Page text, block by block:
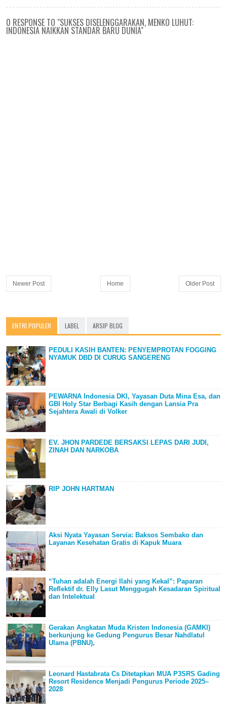
0 RESPONSE TO "SUKSES DISELENGGARAKAN, MENKO LUHUT:
INDONESIA NAIKKAN STANDAR BARU DUNIA"
Newer Post Older Post
Home
ENTRI POPULER LABEL ARSIP BLOG
PEDULI KASIH BANTEN: PENYEMPROTAN FOGGING
NYAMUK DBD DI CURUG SANGERENG
PEWARNA Indonesia DKI, Yayasan Duta Mina Esa, dan
GBI Holy Star Berbagi Kasih dengan Lansia Pra
Sejahtera Awali di Volker
EV. JHON PARDEDE BERSAKSI LEPAS DARI JUDI,
ZINAH DAN NARKOBA
RIP JOHN HARTMAN
Aksi Nyata Yayasan Servia: Baksos Sembako dan
Layanan Kesehatan Gratis di Kapuk Muara
“Tuhan adalah Energi Ilahi yang Kekal”: Paparan
Reflektif dr. Elly Lasut Menggugah Kesadaran Spiritual
dan Intelektual
Gerakan Angkatan Muda Kristen Indonesia (GAMKI)
berkunjung ke Gedung Pengurus Besar Nahdlatul
Ulama (PBNU),
Leonard Hastabrata Cs Ditetapkan MUA P3SRS Gading
Resort Residence Menjadi Pengurus Periode 2025–
2028